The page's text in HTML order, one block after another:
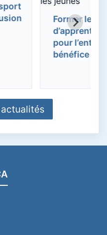
Former les
d’apprentis
pour
bénéfice